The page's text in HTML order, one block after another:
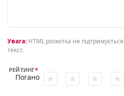
Увага: HTML розмітка не
текст.
РЕЙТИНГ
Погано